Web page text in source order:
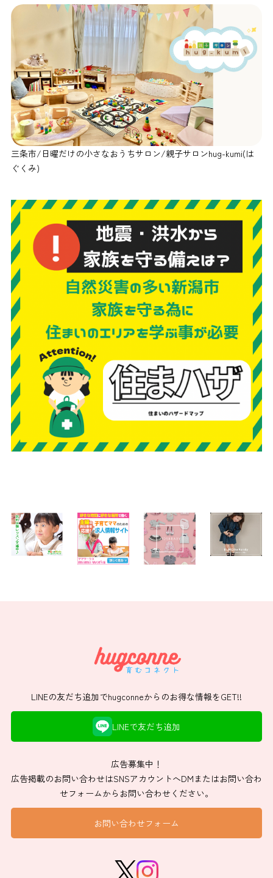
三条市/日曜だけの小さなおうちサロン/親子サロンhug-kumi(は
ぐくみ)
LINEの友だち追加でhugconneからのお得な情報をGET!!
LINEで友だち追加
広告募集中！
広告掲載のお問い合わせはSNSアカウントへDMまたはお問い合わ
せフォームからお問い合わせください。
お問い合わせフォーム